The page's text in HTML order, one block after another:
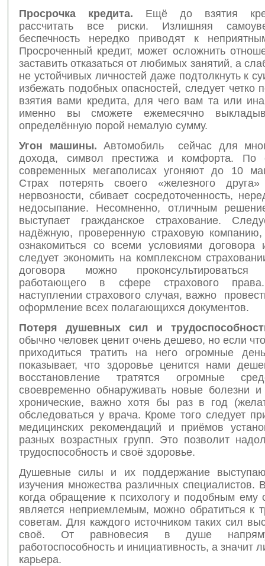
Просрочка кредита. Ещё до взятия
рассчитать все риски. Излишняя
беспечность нередко приводят к
Просроченный кредит, может осложнить
заставить отказаться от любимых занятий, а
не устойчивых личностей даже подтолкнуть к
избежать подобных опасностей, следует четко
взятия вами кредита, для чего вам та или
именно вы сможете ежемесячно
определённую порой немалую сумму.
Угон машины. Автомобиль сейчас для
дохода, символ престижа и комфорта. По
современных мегаполисах угоняют до 10
Страх потерять своего «железного
нервозности, сбивает сосредоточенность,
недосыпание. Несомненно, отличным
выступает гражданское страхование.
надёжную, проверенную страховую компанию,
ознакомиться со всеми условиями договора
следует экономить на комплексном
договора можно
работающего в сфере страхового
наступлении страхового случая, важно
оформление всех полагающихся документов.
Потеря душевных сил и
обычно человек ценит очень дешево, но если
приходиться тратить на него огромные
показывает, что здоровье ценится нами
восстановление тратятся огромные
своевременно обнаруживать новые болезни и
хронические, важно хотя бы раз в год
обследоваться у врача. Кроме того следует
медицинских рекомендаций и приёмов
разных возрастных групп. Это позволит
трудоспособность и своё здоровье.
Душевные силы и их поддержание
изучения множества различных специалистов.
когда обращение к психологу и подобным ему
является неприемлемым, можно обратиться к
советам. Для каждого источником таких сил
своё. От равновесия в душе
работоспособность и инициативность, а значит
карьера.